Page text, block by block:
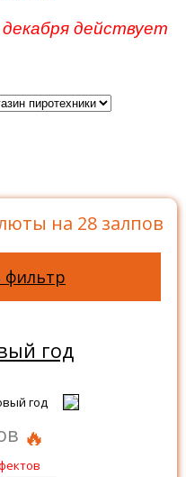
действует
на 28 залпов
фильтр
год